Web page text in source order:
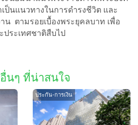
ป็นแนวทางในการดำรงชีวิต และ
น ตามรอยเบื้องพระยุคลบาท เพื่อ
ระเทศชาติสืบไป
นๆ ที่น่าสนใจ
ประกัน-การเงิน